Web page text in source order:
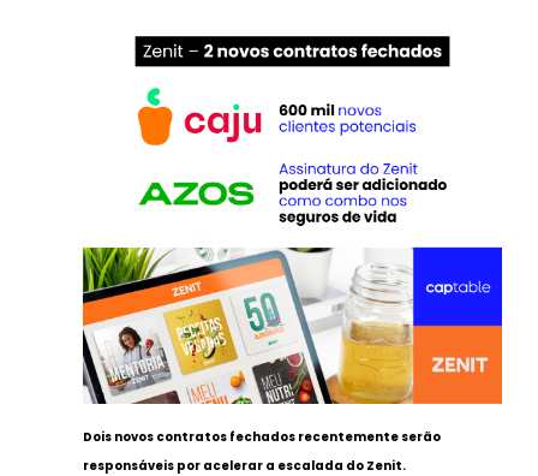
Dois novos contratos fechados recentemente serão
responsáveis por acelerar a escalada do Zenit.